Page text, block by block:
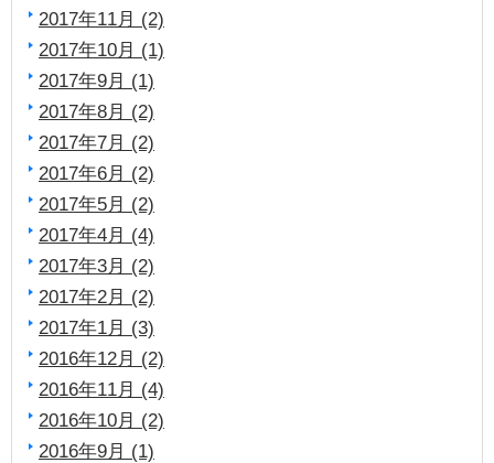
2017年11月 (2)
2017年10月 (1)
2017年9月 (1)
2017年8月 (2)
2017年7月 (2)
2017年6月 (2)
2017年5月 (2)
2017年4月 (4)
2017年3月 (2)
2017年2月 (2)
2017年1月 (3)
2016年12月 (2)
2016年11月 (4)
2016年10月 (2)
2016年9月 (1)